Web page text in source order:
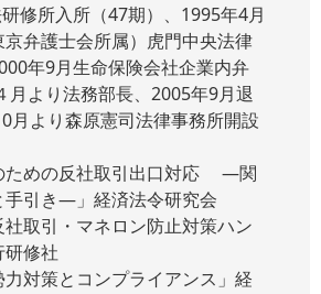
修所入所（47期）、1995年4月
弁護士会所属）虎門中央法律
年9月生命保険会社企業内弁
月より法務部長、2005年9月退
月より森原憲司法律事務所開設
ための反社取引出口対応 ―関
手引き―」経済法令研究会
社取引・マネロン防止対策ハン
研修社
力対策とコンプライアンス」経